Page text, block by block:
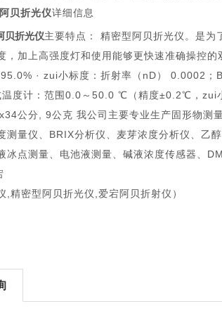
贝折光仪详细信息
贝折光仪主要特点： 精密型阿贝折光仪。是为
，加上高强度灯和使用能够更快速准确操控
95.0% · zui小标度：折射率（nD） 0.0002
温度计：范围0.0～50.0 ℃（精度±0.2℃，zui
公分, 9公克 我公司主要专业生产固形物测
测量仪、BRIX分析仪、麦芽浓度分析仪、乙
冰点测量、电池液测量、碱液浓度传感器、
,精密型阿贝折光仪,爱宕阿贝折射仪）